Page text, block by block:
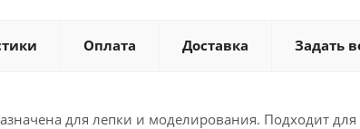
Оплата Доставка Задать
для лепки и моделирования. Подходит